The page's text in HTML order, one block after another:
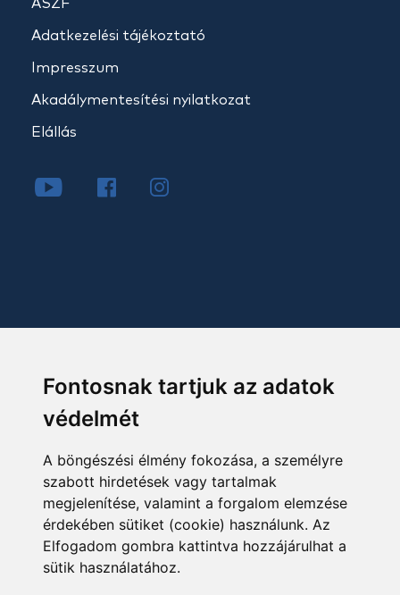
Fontosnak tartjuk az adatok
védelmét
A böngészési élmény fokozása, a személyre
szabott hirdetések vagy tartalmak
megjelenítése, valamint a forgalom elemzése
érdekében sütiket (cookie) használunk. Az
Elfogadom gombra kattintva hozzájárulhat a
sütik használatához.
ÁSZF
Adatkezelési tájékoztató
Impresszum
Akadálymentesítési nyilatkozat
Elállás